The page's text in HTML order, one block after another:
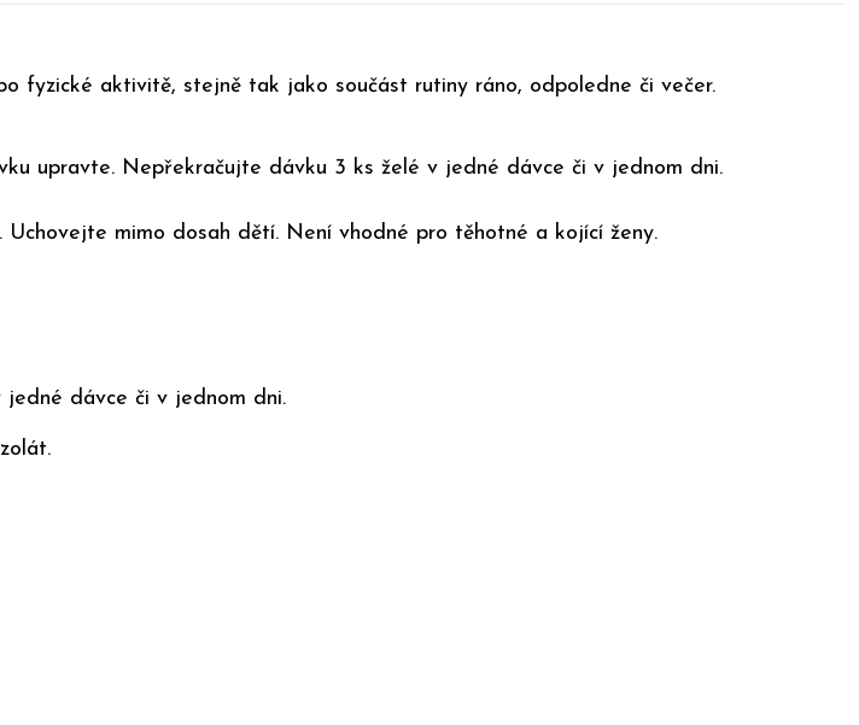
fyzické aktivitě, stejně tak jako součást rutiny ráno, odpoledne či večer.
upravte. Nepřekračujte dávku 3 ks želé v jedné dávce či v jednom dni.
mimo dosah dětí. Není vhodné pro těhotné a kojící ženy.
dávce či v jednom dni.